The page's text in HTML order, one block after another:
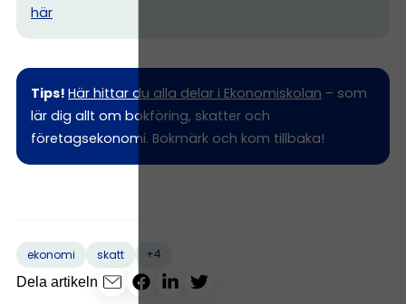
här
Tips! Här hittar du alla delar i Ekonomiskolan – som
lär dig allt om bokföring, skatter och
företagsekonomi. Bokmärk och kom tillbaka!
ekonomi skatt
+4
Dela artikeln